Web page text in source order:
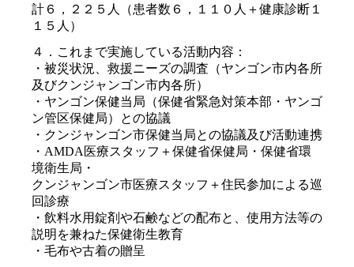
計６，２２５人（患者数６，１１０人＋健康診断１
１５人）
４．これまで実施している活動内容：
・被災状況、救援ニーズの調査（ヤンゴン市内各所
及びクンジャンゴン市内各所）
・ヤンゴン保健当局（保健省緊急対策本部・ヤンゴ
ン管区保健局）との協議
・クンジャンゴン市保健当局との協議及び活動連携
・AMDA医療スタッフ＋保健省保健局・保健省環
境衛生局・
クンジャンゴン市医療スタッフ＋住民参加による巡
回診療
・飲料水用錠剤や石鹸などの配布と、使用方法等の
説明を兼ねた保健衛生教育
・毛布や古着の贈呈